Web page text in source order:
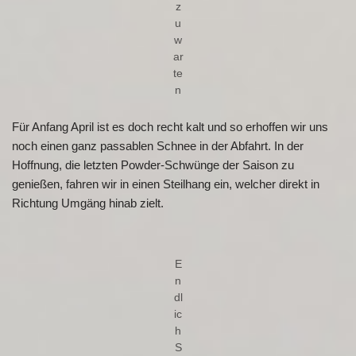
z
u
w
ar
te
n
Für Anfang April ist es doch recht kalt und so erhoffen wir uns
noch einen ganz passablen Schnee in der Abfahrt. In der
Hoffnung, die letzten Powder-Schwünge der Saison zu
genießen, fahren wir in einen Steilhang ein, welcher direkt in
Richtung Umgäng hinab zielt.
E
n
dl
ic
h
S